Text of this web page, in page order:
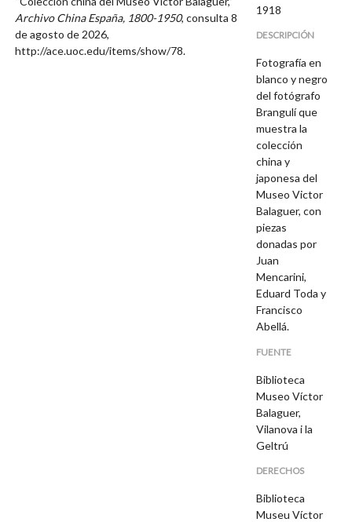
Archivo China España, 1800-1950, consulta 8
de agosto de 2026,
http://ace.uoc.edu/items/show/78.
1918
DESCRIPCIÓN
Fotografía en
blanco y negro
del fotógrafo
Brangulí que
muestra la
colección
china y
japonesa del
Museo Victor
Balaguer, con
piezas
donadas por
Juan
Mencarini,
Eduard Toda y
Francisco
Abellá.
FUENTE
Biblioteca
Museo Víctor
Balaguer,
Vilanova i la
Geltrú
DERECHOS
Biblioteca
Museu Víctor